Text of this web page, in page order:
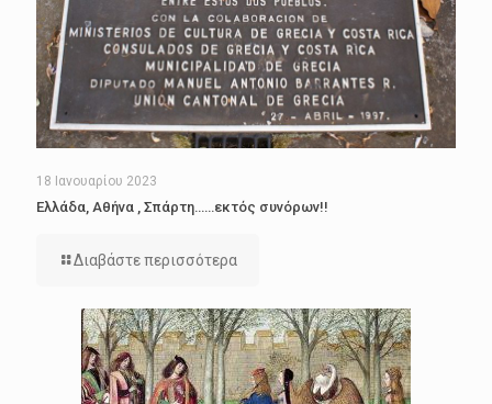
18 Ιανουαρίου 2023
Ελλάδα, Αθήνα , Σπάρτη……εκτός συνόρων!!
Διαβάστε περισσότερα